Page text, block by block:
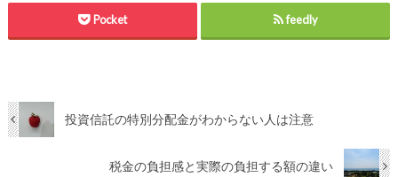
Pocket feedly
投資信託の特別分配金がわからない人は注意
税金の負担感と実際の負担する額の違い